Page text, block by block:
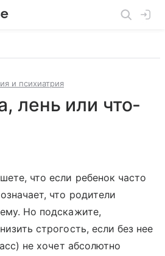
и психиатрия
лень или что-
что если ребенок часто
что родители
Но подскажите,
строгость, если без нее
не хочет абсолютно